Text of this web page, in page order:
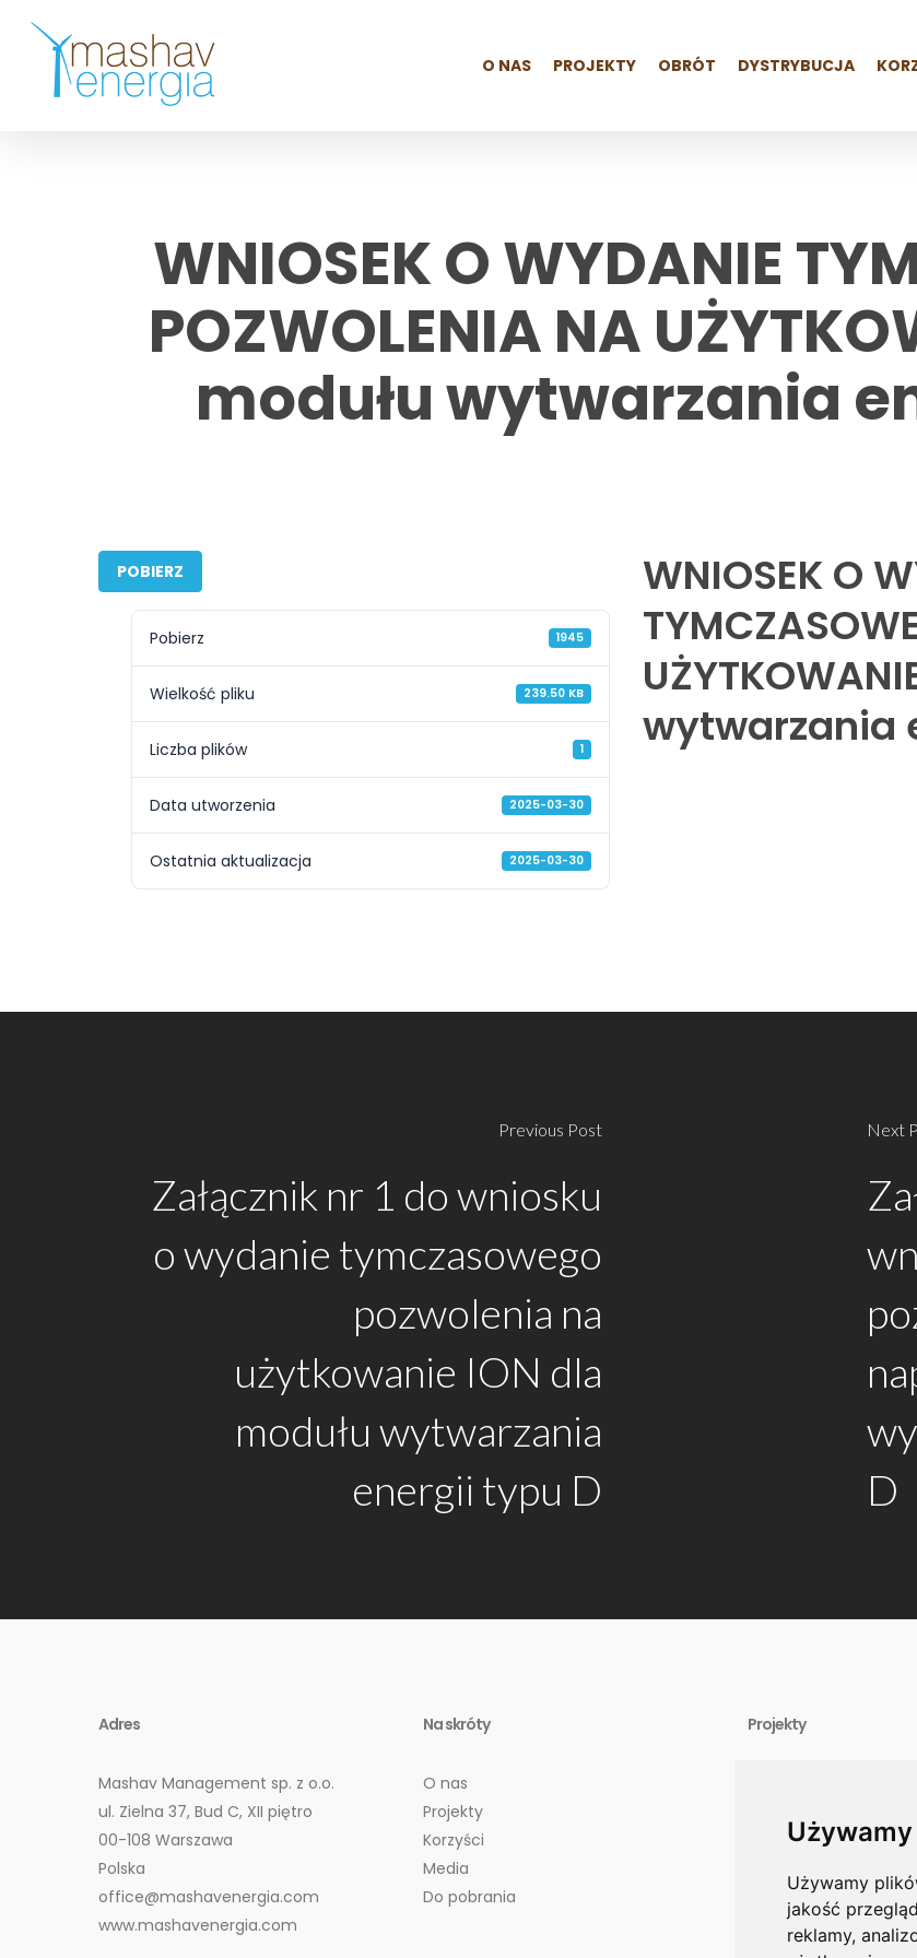
Używamy
jakość
reklamy,
content
O NAS PROJEKTY OBRÓT DYSTRYBUCJA
WNIOSEK O WYDANIE
POZWOLENIA NA
modułu wytwarzania
POBIERZ
Pobierz 1945
Wielkość pliku 239.50 KB
Liczba plików 1
Data utworzenia 2025-03-30
Ostatnia aktualizacja 2025-03-30
WNIOSEK O
wytwarzania
Previous Post
Załącznik nr 1 do wniosku
o wydanie tymczasowego
pozwolenia na
użytkowanie ION dla
modułu wytwarzania
energii typu D
Next
D
Adres
Mashav Management sp. z o.o.
ul. Zielna 37, Bud C, XII piętro
00-108 Warszawa
Polska
office@mashavenergia.com
www.mashavenergia.com
Na skróty
O nas
Projekty
Korzyści
Media
Do pobrania
Projekty